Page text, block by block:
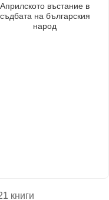
Априлското въстание в
съдбата на българския
народ
книги